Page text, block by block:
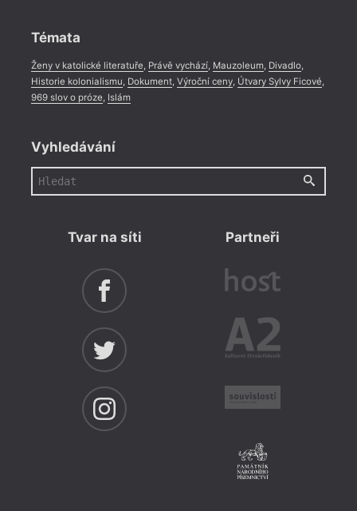
Témata
Ženy v katolické literatuře, Právě vychází, Mauzoleum, Divadlo,
Historie kolonialismu, Dokument, Výroční ceny, Útvary Sylvy Ficové,
969 slov o próze, Islám
Vyhledávání
Tvar na síti Partneři